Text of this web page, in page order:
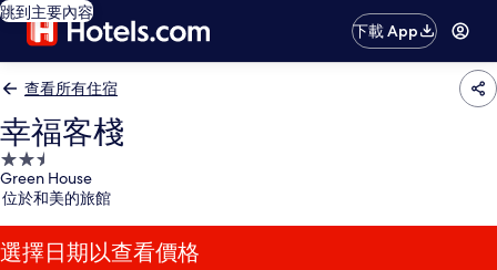
跳到主要內容
下載 App
查看所有住宿
幸福客棧
2.5
星
級
住
宿
Green House
位於和美的旅館
選擇日期以查看價格